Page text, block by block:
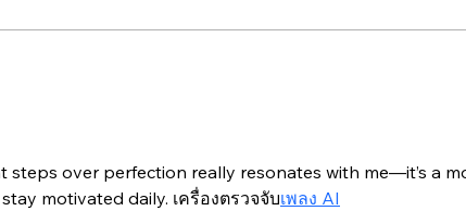
steps over perfection really resonates with me—it’s a
motivated daily. เครื่องตรวจจับเพลง AI